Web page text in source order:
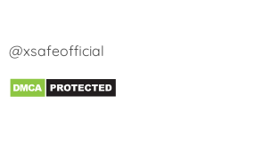
@xsafeofficial